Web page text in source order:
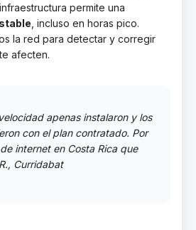
permite una
, incluso en horas pico.
la red para detectar y corregir
afecten.
apenas instalaron y los
con el plan contratado. Por
internet en Costa Rica que
Curridabat